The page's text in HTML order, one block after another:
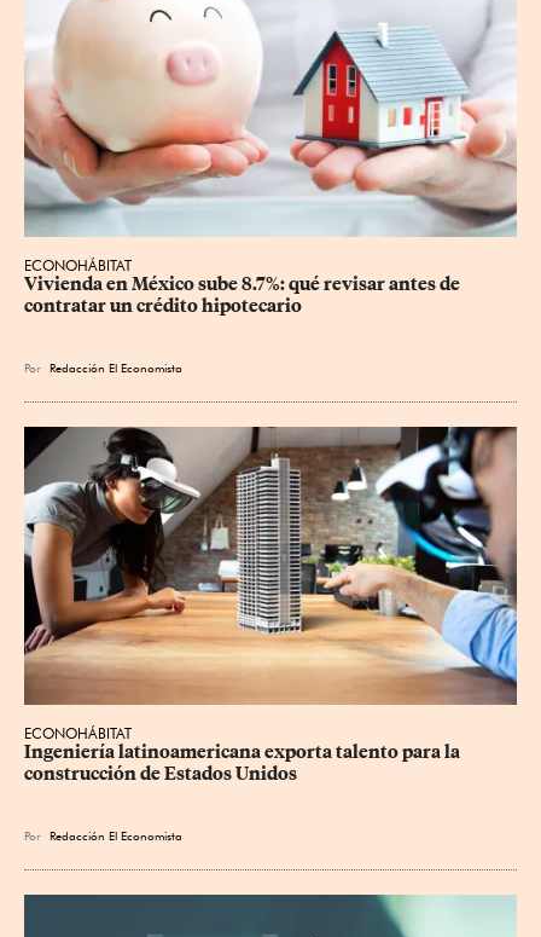
ECONOHÁBITAT
Vivienda en México sube 8.7%: qué revisar antes de
contratar un crédito hipotecario
Por Redacción El Economista
ECONOHÁBITAT
Ingeniería latinoamericana exporta talento para la
construcción de Estados Unidos
Por Redacción El Economista